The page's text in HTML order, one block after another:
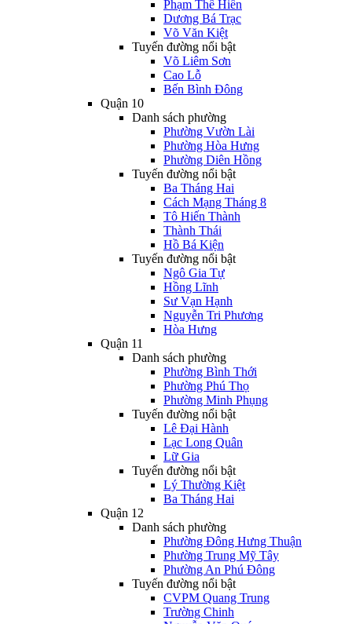
Phạm Thế Hiển
Dương Bá Trạc
Võ Văn Kiệt
Tuyến đường nổi bật
Võ Liêm Sơn
Cao Lỗ
Bến Bình Đông
Quận 10
Danh sách phường
Phường Vườn Lài
Phường Hòa Hưng
Phường Diên Hồng
Tuyến đường nổi bật
Ba Tháng Hai
Cách Mạng Tháng 8
Tô Hiến Thành
Thành Thái
Hồ Bá Kiện
Tuyến đường nổi bật
Ngô Gia Tự
Hồng Lĩnh
Sư Vạn Hạnh
Nguyễn Tri Phương
Hòa Hưng
Quận 11
Danh sách phường
Phường Bình Thới
Phường Phú Thọ
Phường Minh Phụng
Tuyến đường nổi bật
Lê Đại Hành
Lạc Long Quân
Lữ Gia
Tuyến đường nổi bật
Lý Thường Kiệt
Ba Tháng Hai
Quận 12
Danh sách phường
Phường Đông Hưng Thuận
Phường Trung Mỹ Tây
Phường An Phú Đông
Tuyến đường nổi bật
CVPM Quang Trung
Trường Chinh